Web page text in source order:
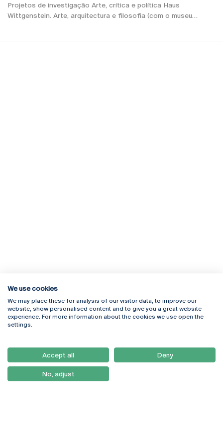
Projetos de investigação Arte, crítica e política Haus
Wittgenstein. Arte, arquitectura e filosofia (com o museu…
Rua Diogo Botelho 1327
4169-005 Porto
+351 226 196 240
Campus Online
Webmail
Como Chegar
Newsletter
We use cookies
We may place these for analysis of our visitor data, to improve our
website, show personalised content and to give you a great website
experience. For more information about the cookies we use open the
settings.
Accept all Deny
No, adjust